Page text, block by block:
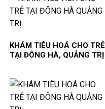
KHÁM TIÊU HOÁ CHO TRẺ
TẠI ĐÔNG HÀ, QUẢNG TRỊ